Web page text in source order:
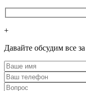
+
Давайте обсудим все